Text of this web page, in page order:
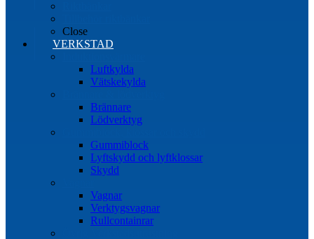
Close
VERKSTAD
Luftkylda
Vätskekylda
Brännare
Lödverktyg
Gummiblock
Lyftskydd och lyftklossar
Skydd
Vagnar
Verktygsvagnar
Rullcontainrar